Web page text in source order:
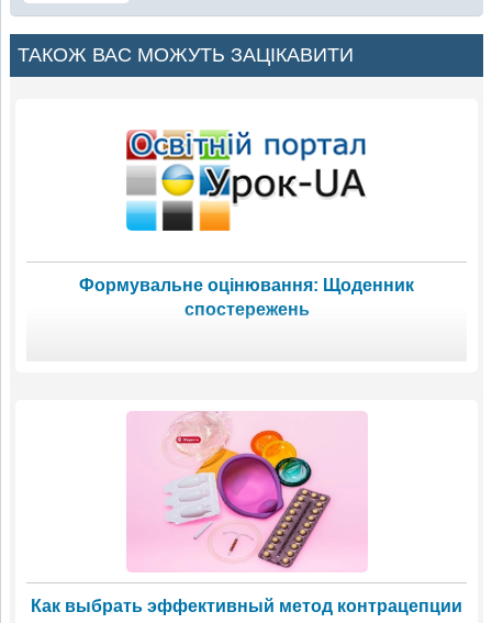
ТАКОЖ ВАС МОЖУТЬ ЗАЦІКАВИТИ
Формувальне оцінювання: Щоденник
спостережень
Как выбрать эффективный метод контрацепции